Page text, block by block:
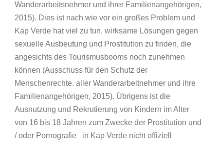
Wanderarbeitsnehmer und ihrer Familienangehörigen,
2015). Dies ist nach wie vor ein großes Problem und
Kap Verde hat viel zu tun, wirksame Lösungen gegen
sexuelle Ausbeutung und Prostitution zu finden, die
angesichts des Tourismusbooms noch zunehmen
können (Ausschuss für den Schutz der
Menschenrechte. aller Wanderarbeitnehmer und ihre
Familienangehörigen, 2015). Übrigens ist die
Ausnutzung und Rekrutierung von Kindern im Alter
von 16 bis 18 Jahren zum Zwecke der Prostitution und
/ oder Pornografie in Kap Verde nicht offiziell